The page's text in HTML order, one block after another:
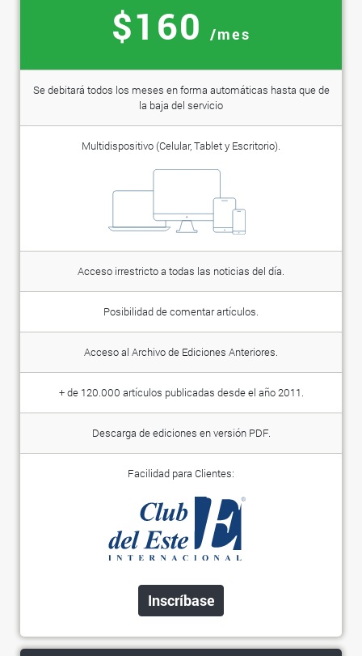
$160 /mes
Se debitará todos los meses en forma automáticas hasta que de
la baja del servicio
Multidispositivo (Celular, Tablet y Escritorio).
Acceso irrestricto a todas las noticias del día.
Posibilidad de comentar artículos.
Acceso al Archivo de Ediciones Anteriores.
+ de 120.000 artículos publicadas desde el año 2011.
Descarga de ediciones en versión PDF.
Facilidad para Clientes:
Inscríbase